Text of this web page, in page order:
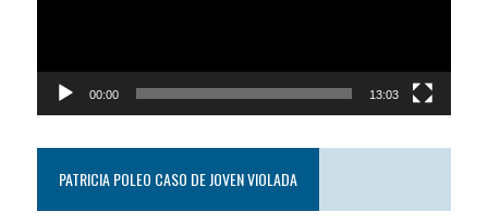
00:00 13:03
PATRICIA POLEO CASO DE JOVEN VIOLADA